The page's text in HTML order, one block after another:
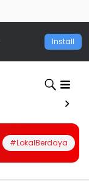
Install
#LokalBerdaya